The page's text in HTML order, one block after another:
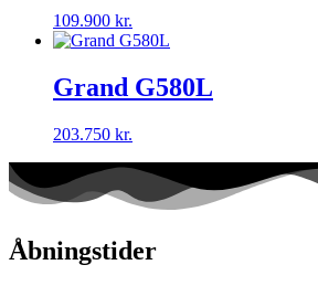
109.900 kr.
Grand G580L
203.750 kr.
Åbningstider